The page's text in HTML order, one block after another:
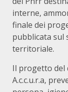
interne,
finale dei
pubblicata sul
territoriale.
Il progetto del
A.c.c.u.r.a,